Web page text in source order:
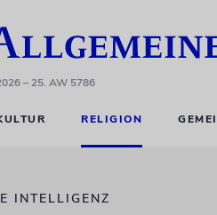
– 25. AW 5786
RELIGION
INTELLIGENZ